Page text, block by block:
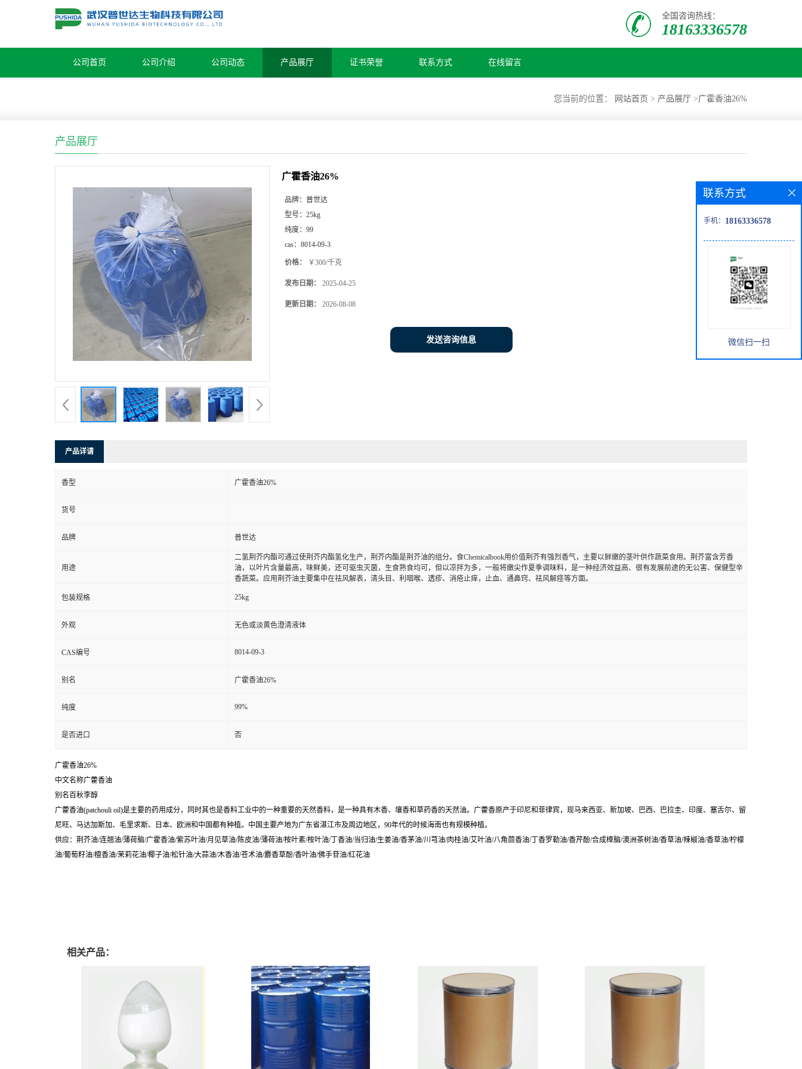
全国咨询热线：
18163336578
公司首页 公司介绍 公司动态 产品展厅 证书荣誉 联系方式 在线留言
您当前的位置： 网站首页 > 产品展厅 >广霍香油26%
产品展厅
广霍香油26%
品牌： 普世达
型号： 25kg
纯度： 99
cas： 8014-09-3
价格： ￥300/千克
发布日期： 2025-04-25
更新日期： 2026-08-08
发送咨询信息
产品详请
香型 广霍香油26%
货号
品牌 普世达
用途
二氢荆芥内酯可通过使荆芥内酯氢化生产，荆芥内酯是荆芥油的组分。食Chemicalbook用价值荆芥有强烈香气，主要以鲜嫩的茎叶供作蔬菜食用。荆芥富含芳香
油，以叶片含量最高，味鲜美，还可驱虫灭菌，生食熟食均可，但以凉拌为多，一般将嫩尖作夏季调味料，是一种经济效益高、很有发展前途的无公害、保健型辛
香蔬菜。应用荆芥油主要集中在祛风解表，清头目、利咽喉、透疹、消疮止痒，止血、通鼻窍、祛风解痉等方面。
包装规格 25kg
外观 无色或淡黄色澄清液体
CAS编号 8014-09-3
别名 广霍香油26%
纯度 99%
是否进口 否
广霍香油26%
中文名称广藿香油
别名百秋李醇
广藿香油(patchouli oil)是主要的药用成分，同时其也是香料工业中的一种重要的天然香料，是一种具有木香、壤香和草药香的天然油。广藿香原产于印尼和菲律宾，现马来西亚、新加坡、巴西、巴拉圭、印度、塞舌尔、留
尼旺、马达加斯加、毛里求斯、日本、欧洲和中国都有种植。中国主要产地为广东省湛江市及周边地区，90年代的时候海南也有规模种植。
供应：荆芥油/连翘油/薄荷脑/广霍香油/紫苏叶油/月见草油/陈皮油/薄荷油/桉叶素/桉叶油/丁香油/当归油/生姜油/香茅油/川芎油/肉桂油/艾叶油/八角茴香油/丁香罗勒油/香芹酚/合成樟脑/澳洲茶树油/香草油/辣椒油/香草油/柠檬
油/葡萄籽油/檀香油/茉莉花油/椰子油/松针油/大蒜油/木香油/苍术油/麝香草酚/香叶油/佛手苷油/红花油
相关产品：
联系方式
手机： 18163336578
微信扫一扫